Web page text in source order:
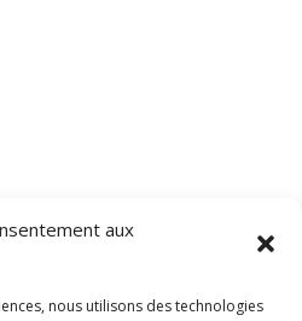
aux
nous utilisons des technologies